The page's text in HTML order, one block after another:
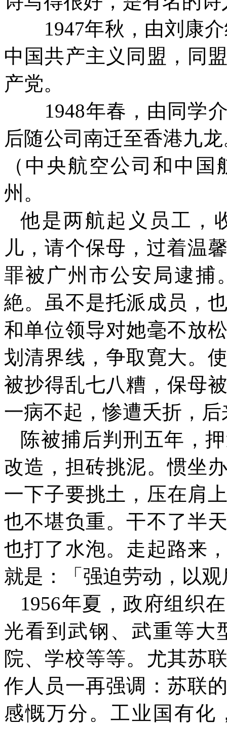
1947年秋，由刘康
中国共产主义同盟，同
产党。
1948年春，由同学
后随公司南迁至香港九
（中央航空公司和中
州。
他是两航起义员工，
儿，请个保母，过着温
罪被广州市公安局逮捕
絶。虽不是托派成员，
和单位领导对她毫不放
划清界线，争取寛大。
被抄得乱七八糟，保母
一病不起，惨遭夭折，
陈被捕后判刑五年，
改造，担砖挑泥。惯坐
一下子要挑土，压在肩
也不堪负重。干不了半
也打了水泡。走起路来
就是：「强迫劳动，以
1956年夏，政府组织
光看到武钢、武重等大
院、学校等等。尤其苏
作人员一再强调：苏联
感慨万分。工业国有化